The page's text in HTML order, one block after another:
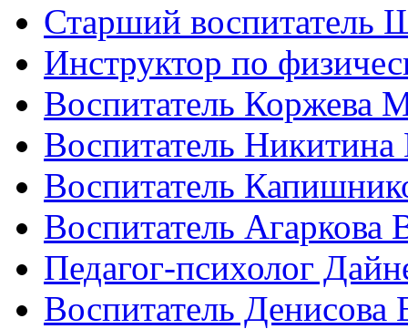
Старший воспитатель
Инструктор по
Воспитатель Коржева
Воспитатель
Воспитатель
Воспитатель Агаркова
Педагог-психолог
Воспитатель Денисова